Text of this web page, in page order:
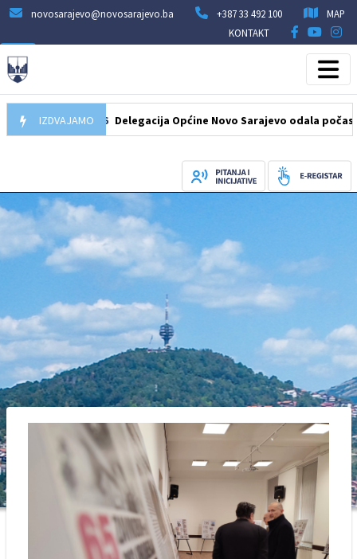
novosarajevo@novosarajevo.ba +387 33 492 100
MAP
KONTAKT
IZDVAJAMO
07.08.2026 Delegacija Općine Novo Sarajevo odala počast